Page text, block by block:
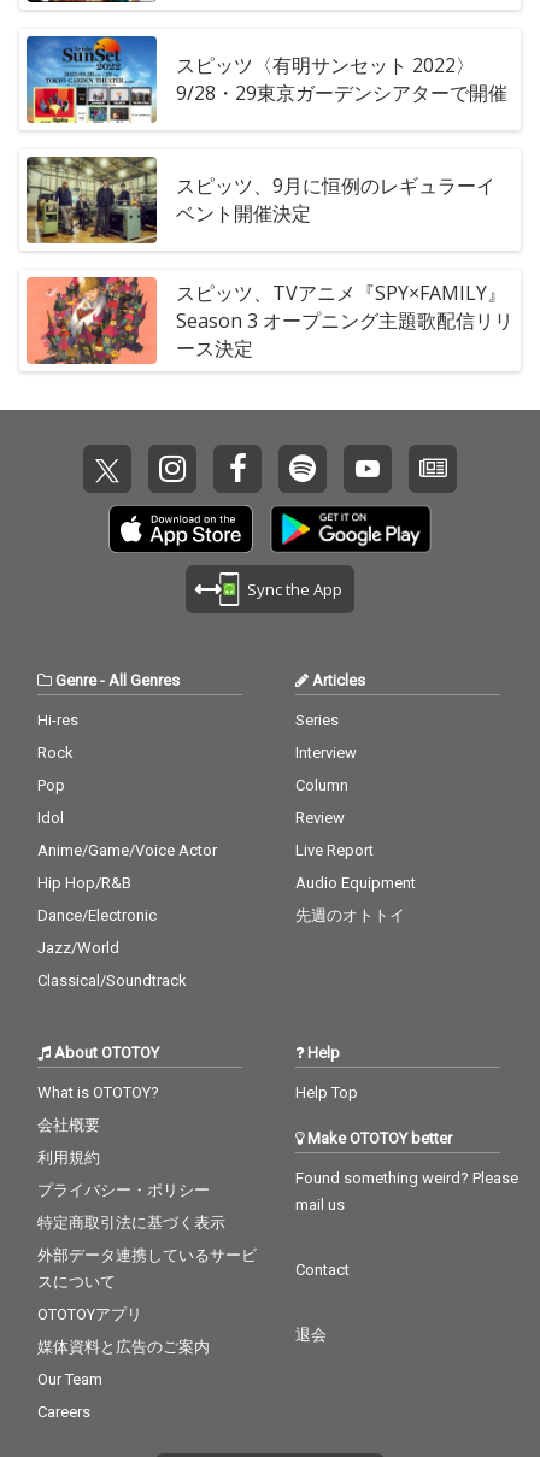
スピッツ〈有明サンセット 2022〉
9/28・29東京ガーデンシアターで開催
スピッツ、9月に恒例のレギュラーイ
ベント開催決定
スピッツ、TVアニメ『SPY×FAMILY』
Season 3 オープニング主題歌配信リリ
ース決定
Sync the App
Genre-All Genres
Hi-res
Rock
Pop
Idol
Anime/Game/Voice Actor
Hip Hop/R&B
Dance/Electronic
Jazz/World
Classical/Soundtrack
Articles
Series
Interview
Column
Review
Live Report
Audio Equipment
先週のオトトイ
About OTOTOY
What is OTOTOY?
会社概要
利用規約
プライバシー・ポリシー
特定商取引法に基づく表示
外部データ連携しているサービ
スについて
OTOTOYアプリ
媒体資料と広告のご案内
Our Team
Careers
Help
Help Top
Make OTOTOY better
Found something weird? Please
mail us
Contact
退会